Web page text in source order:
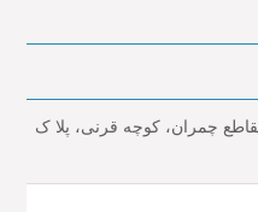
تقاطع چمران، کوچه قرنی، پلا ک